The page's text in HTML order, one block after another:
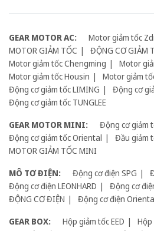
GEAR MOTOR AC:
Motor giảm tốc
MOTOR GIẢM TỐC
ĐỘNG CƠ GIẢM
Motor giảm tốc Chengming
Motor
Motor giảm tốc Housin
Motor giảm
Động cơ giảm tốc LIMING
Động cơ
Động cơ giảm tốc TUNGLEE
GEAR MOTOR MINI:
Động cơ giảm
Động cơ giảm tốc Oriental
Đầu giảm
MOTOR GIẢM TỐC MINI
MÔ TƠ ĐIỆN:
Động cơ điện SPG
Động cơ điện LEONHARD
Động cơ
ĐỘNG CƠ ĐIỆN
Động cơ điện
GEAR BOX:
Hộp giảm tốc EED
Hộp